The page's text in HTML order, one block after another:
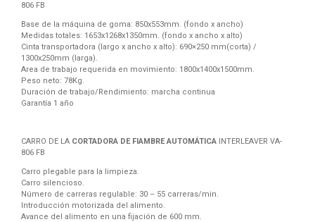
806 FB
Base de la máquina de goma: 850x553mm. (fondo x ancho)
Medidas totales: 1653x1268x1350mm. (fondo x ancho x alto)
Cinta transportadora (largo x ancho x alto): 690×250 mm(corta) /
1300x250mm (larga).
Area de trabajo requerida en movimiento: 1800x1400x1500mm.
Peso neto: 78Kg.
Duración de trabajo/Rendimiento: marcha continua
Garantía 1 año
CARRO DE LA CORTADORA DE FIAMBRE AUTOMÁTICA INTERLEAVER VA-
806 FB
Carro plegable para la limpieza.
Carro silencioso.
Número de carreras regulable: 30 – 55 carreras/min.
Introducción motorizada del alimento.
Avance del alimento en una fijación de 600 mm.